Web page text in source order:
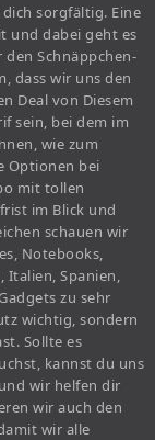
sorgfältig. Eine
und dabei geht es
Schnäppchen-
dass wir uns den
Deal von Diesem
sein, bei dem im
wie zum
Optionen bei
mit tollen
im Blick und
schauen wir
Notebooks,
Italien, Spanien,
zu sehr
wichtig, sondern
Sollte es
kannst du uns
wir helfen dir
wir auch den
wir alle